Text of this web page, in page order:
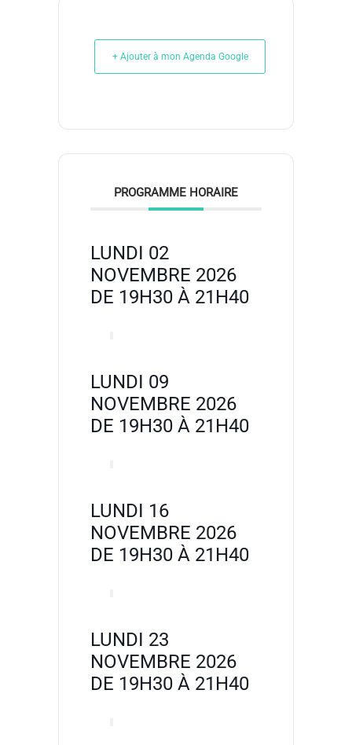
+ Ajouter à mon Agenda Google
PROGRAMME HORAIRE
LUNDI 02
NOVEMBRE 2026
DE 19H30 À 21H40
LUNDI 09
NOVEMBRE 2026
DE 19H30 À 21H40
LUNDI 16
NOVEMBRE 2026
DE 19H30 À 21H40
LUNDI 23
NOVEMBRE 2026
DE 19H30 À 21H40